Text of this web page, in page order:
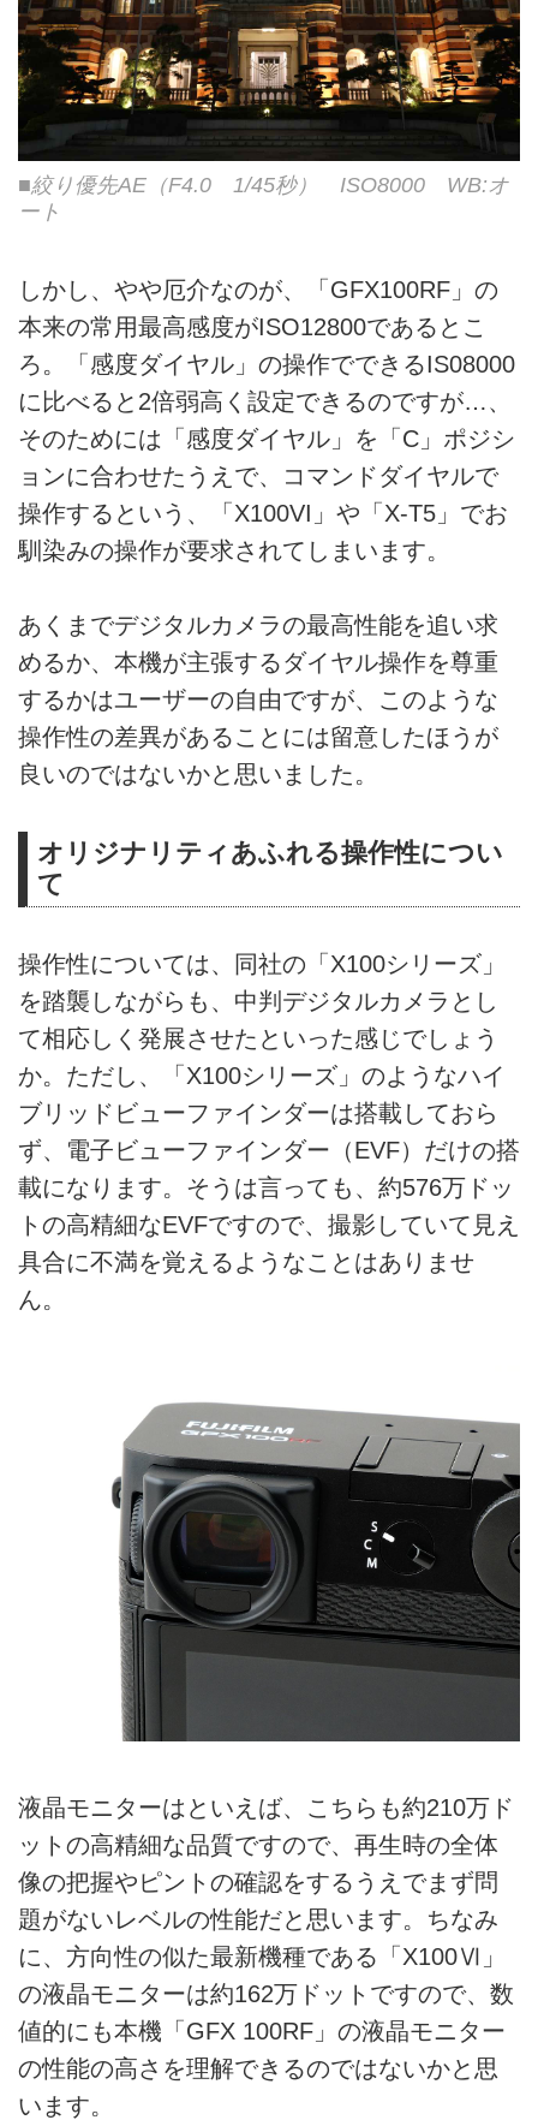
■絞り優先AE（F4.0 1/45秒） ISO8000 WB:オ
ート
しかし、やや厄介なのが、「GFX100RF」の
本来の常用最高感度がISO12800であるとこ
ろ。「感度ダイヤル」の操作でできるIS08000
に比べると2倍弱高く設定できるのですが…、
そのためには「感度ダイヤル」を「C」ポジシ
ョンに合わせたうえで、コマンドダイヤルで
操作するという、「X100VI」や「X-T5」でお
馴染みの操作が要求されてしまいます。
あくまでデジタルカメラの最高性能を追い求
めるか、本機が主張するダイヤル操作を尊重
するかはユーザーの自由ですが、このような
操作性の差異があることには留意したほうが
良いのではないかと思いました。
オリジナリティあふれる操作性につい
て
操作性については、同社の「X100シリーズ」
を踏襲しながらも、中判デジタルカメラとし
て相応しく発展させたといった感じでしょう
か。ただし、「X100シリーズ」のようなハイ
ブリッドビューファインダーは搭載しておら
ず、電子ビューファインダー（EVF）だけの搭
載になります。そうは言っても、約576万ドッ
トの高精細なEVFですので、撮影していて見え
具合に不満を覚えるようなことはありませ
ん。
液晶モニターはといえば、こちらも約210万ド
ットの高精細な品質ですので、再生時の全体
像の把握やピントの確認をするうえでまず問
題がないレベルの性能だと思います。ちなみ
に、方向性の似た最新機種である「X100Ⅵ」
の液晶モニターは約162万ドットですので、数
値的にも本機「GFX 100RF」の液晶モニター
の性能の高さを理解できるのではないかと思
います。